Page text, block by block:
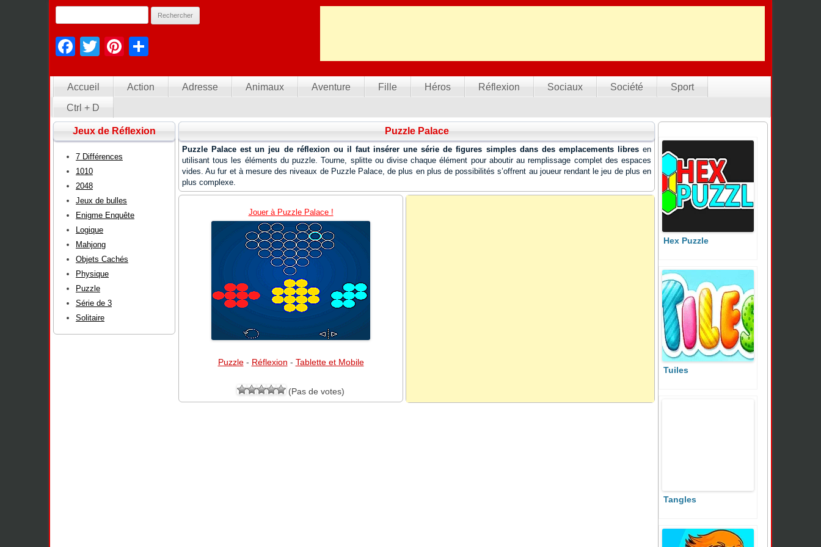
Facebook
TwitterPinterest
Accueil Action Adresse Animaux Aventure Fille Héros Réflexion Sociaux Société
Sport
Ctrl + D
Puzzle Palace
Puzzle Palace est un jeu de réflexion ou il faut insérer une série de figures simples dans des emplacements libresen
utilisant tous les éléments du puzzle. Tourne, splitte ou divise chaque élément pour aboutir au remplissage complet des espaces
vides. Au fur et à mesure des niveaux de Puzzle Palace, de plus en plus de possibilités s’offrent au joueur rendant le jeu de plus en
plus complexe.
Jouer à Puzzle Palace !
Puzzle- Réflexion - Tablette et Mobile
(Pas de votes)
Hex Puzzle
Tuiles
Tangles
Jeux de Réflexion
7 Différences
1010
2048
Jeux de bulles
Enigme Enquête
Logique
Mahjong
Objets Cachés
Physique
Puzzle
Série de 3
Solitaire